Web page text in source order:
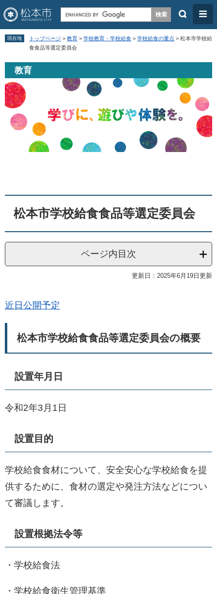
ペ
ジ
の
先
頭
メ
ュ
ー
を
飛
検
メ
ニ
ュ
現在地 トップページ > 教育 > 学校教育・学校給食 > 学校給食の重点 > 松本市学校給
食食品等選定委員会
教育
松本市学校給食食品等選定委員会
ページ内目次
更新日：2025年6月19日更新
近日公開予定
松本市学校給食食品等選定委員会の概要
設置年月日
令和2年3月1日
設置目的
学校給食食材について、安全安心な学校給食を提
供するために、食材の選定や発注方法などについ
て審議します。
設置根拠法令等
・学校給食法
・学校給食衛生管理基準